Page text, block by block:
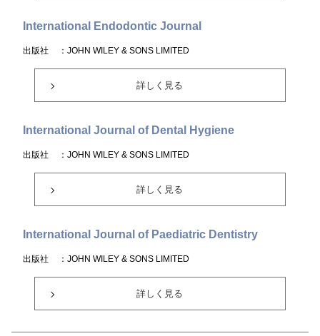
International Endodontic Journal
出版社 ：JOHN WILEY & SONS LIMITED
詳しく見る
International Journal of Dental Hygiene
出版社 ：JOHN WILEY & SONS LIMITED
詳しく見る
International Journal of Paediatric Dentistry
出版社 ：JOHN WILEY & SONS LIMITED
詳しく見る